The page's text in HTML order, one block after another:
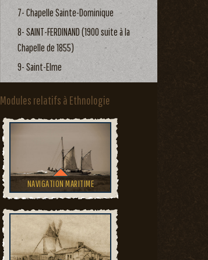
7- Chapelle Sainte-Dominique
8- SAINT-FERDINAND (1900 suite à la
Chapelle de 1855)
9- Saint-Elme
Modules relatifs à Ethnologie
NAVIGATION MARITIME